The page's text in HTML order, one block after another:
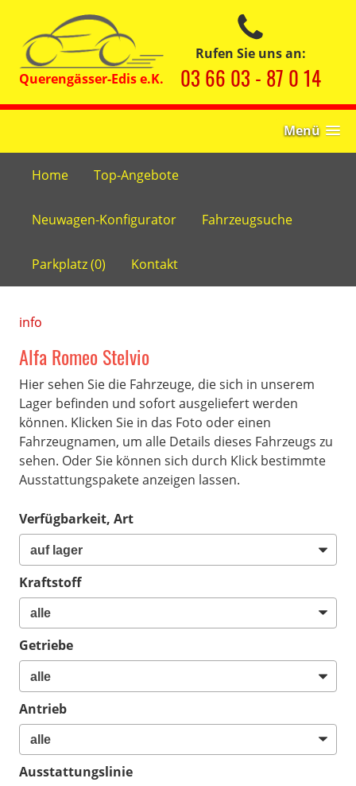
Rufen Sie uns an:
03 66 03 - 87 0 14
Menü
Home Top-Angebote
Neuwagen-Konfigurator Fahrzeugsuche
Parkplatz (0) Kontakt
info
Alfa Romeo Stelvio
Hier sehen Sie die Fahrzeuge, die sich in unserem
Lager befinden und sofort ausgeliefert werden
können. Klicken Sie in das Foto oder einen
Fahrzeugnamen, um alle Details dieses Fahrzeugs zu
sehen. Oder Sie können sich durch Klick bestimmte
Ausstattungspakete anzeigen lassen.
Verfügbarkeit, Art
Kraftstoff
Getriebe
Antrieb
Ausstattungslinie